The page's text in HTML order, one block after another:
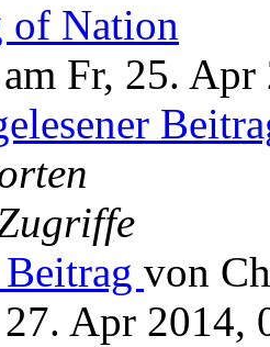
of Nation
Fr, 25.
von
Apr 2014,